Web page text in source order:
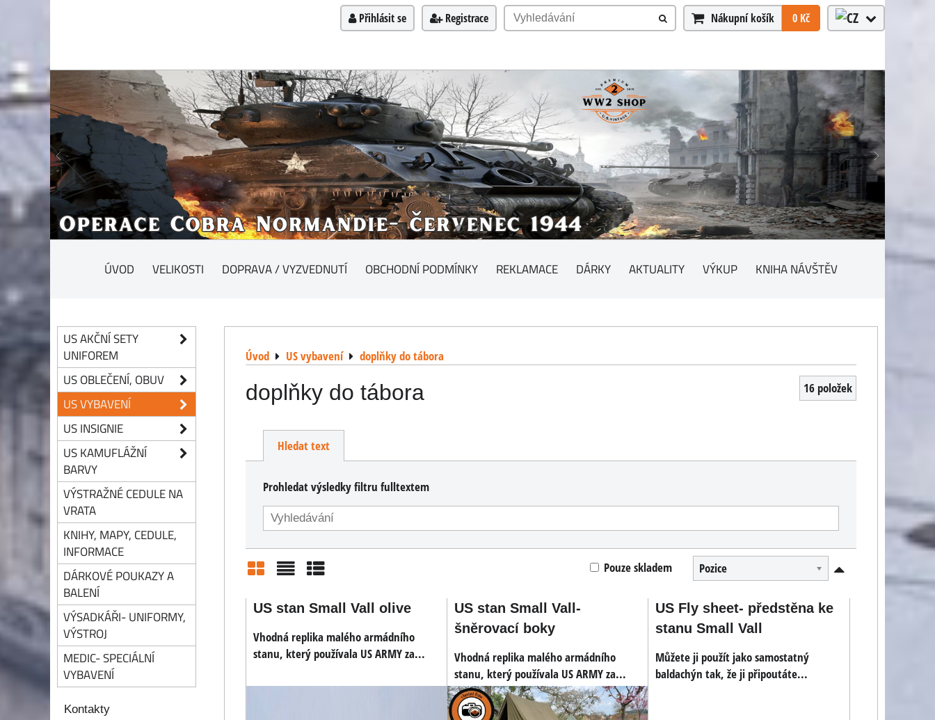
Přihlásit se Registrace Nákupní košík 0 Kč
ÚVOD VELIKOSTI DOPRAVA / VYZVEDNUTÍ OBCHODNÍ PODMÍNKY REKLAMACE DÁRKY AKTUALITY VÝKUP KNIHA NÁVŠTĚV
Úvod US vybavení doplňky do tábora
doplňky do tábora 16 položek
Hledat text
Prohledat výsledky filtru fulltextem
Mřížka
Pozice
Pouze skladem
US stan Small Vall olive
Vhodná replika malého armádního
stanu, který používala US ARMY za...
US stan Small Vall-
šněrovací boky
Vhodná replika malého armádního
stanu, který používala US ARMY za...
US Fly sheet- předstěna ke
stanu Small Vall
Můžete ji použít jako samostatný
baldachýn tak, že ji připoutáte...
US AKČNÍ SETY
UNIFOREM
US OBLEČENÍ, OBUV
US VYBAVENÍ
US INSIGNIE
US KAMUFLÁŽNÍ
BARVY
VÝSTRAŽNÉ CEDULE NA
VRATA
KNIHY, MAPY, CEDULE,
INFORMACE
DÁRKOVÉ POUKAZY A
BALENÍ
VÝSADKÁŘI- UNIFORMY,
VÝSTROJ
MEDIC- SPECIÁLNÍ
VYBAVENÍ
Kontakty